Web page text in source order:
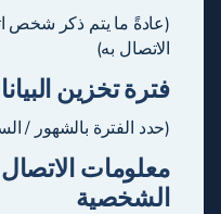
(عادةً ما يتم ذكر شخص
الاتصال به)
فترة تخزين
(حدد الفترة بالشهور /
معلومات
الشخصية